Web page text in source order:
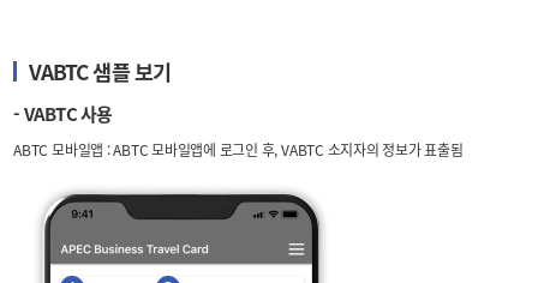
VABTC 샘플 보기
- VABTC 사용
ABTC 모바일앱 : ABTC 모바일앱에 로그인 후, VABTC 소지자의 정보가 표출됨